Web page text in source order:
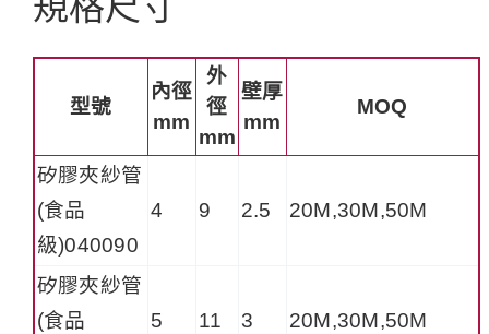
型號
內徑
mm
外
徑
mm
壁厚
mm
MOQ
矽膠夾紗管
(食品
級)040090
4 9 2.5 20M,30M,50M
矽膠夾紗管
(食品
5 11 3 20M,30M,50M